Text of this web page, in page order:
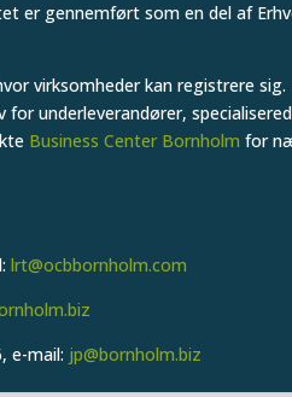
er gennemført som en del af
virksomheder kan registrere
underleverandører,
Business Center Bornholm for
lrt@ocbbornholm.com
e-mail: jp@bornholm.biz